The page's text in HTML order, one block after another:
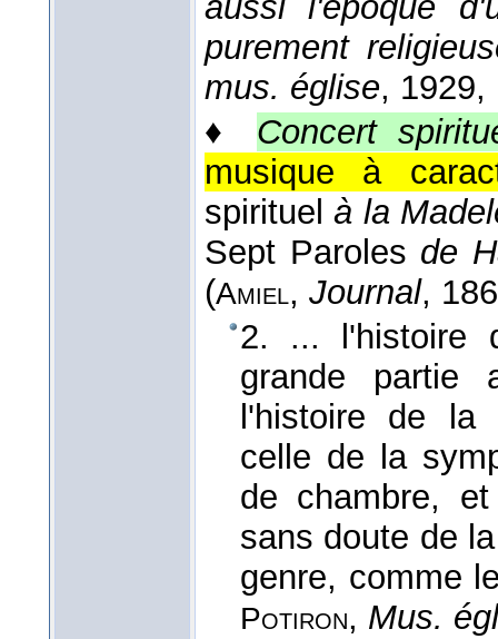
purement
mus. église, 1929,
♦ Concert
musique à
spirituel à la
Sept Paroles de
(Amiel, Journal,
2. ... l'histoire
grande partie
l'histoire de la
celle de la
de chambre,
sans doute de
genre, comme
Potiron, Mus.